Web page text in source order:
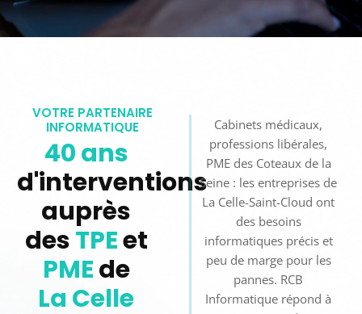
VOTRE PARTENAIRE
INFORMATIQUE
40 ans
d'interventions
auprès
desTPEet
PMEde
Cabinets médicaux,
professions libérales,
PME des Coteaux de la
Seine : les entreprises de
La Celle-Saint-Cloud ont
des besoins
informatiques précis et
peu de marge pour les
pannes. RCB